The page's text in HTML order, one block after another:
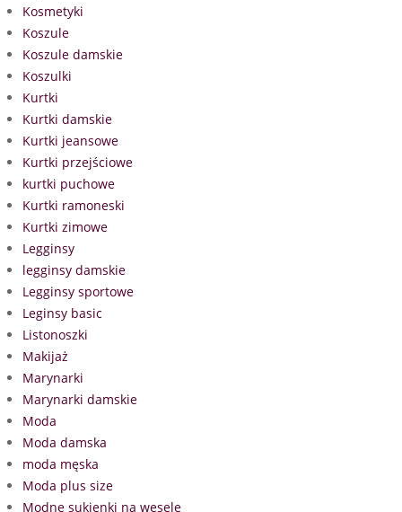
Kosmetyki
Koszule
Koszule damskie
Koszulki
Kurtki
Kurtki damskie
Kurtki jeansowe
Kurtki przejściowe
kurtki puchowe
Kurtki ramoneski
Kurtki zimowe
Legginsy
legginsy damskie
Legginsy sportowe
Leginsy basic
Listonoszki
Makijaż
Marynarki
Marynarki damskie
Moda
Moda damska
moda męska
Moda plus size
Modne sukienki na wesele